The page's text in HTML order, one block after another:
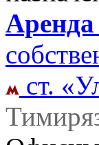
Аренда
ст.